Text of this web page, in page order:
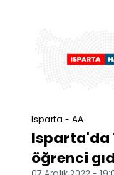
Isparta - AA
Isparta'da
öğrenci